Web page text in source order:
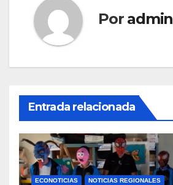
Por admin
Entrada relacionada
ECONOTICIAS NOTICIAS REGIONALES